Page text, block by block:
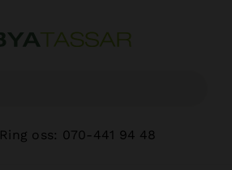
Ring oss: 070-441 94 48